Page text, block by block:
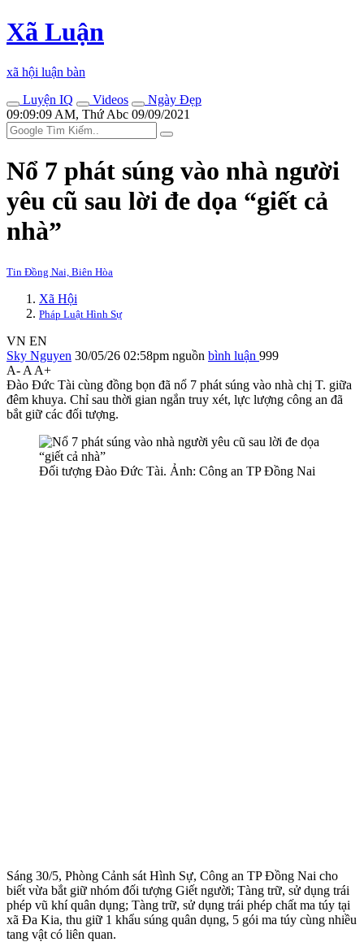
Xã Luận
xã hội luận bàn
Luyện IQ
Videos
Ngày Đẹp
09:09:09 AM, Thứ Abc 09/09/2021
Nổ 7 phát súng vào nhà người
yêu cũ sau lời đe dọa “giết cả
nhà”
Tin Đồng Nai, Biên Hòa
Xã Hội
Pháp Luật Hình Sự
VN EN
Sky Nguyen 30/05/26 02:58pm nguồn bình luận 999
A- A A+
Đào Đức Tài cùng đồng bọn đã nổ 7 phát súng vào nhà chị T. giữa
đêm khuya. Chỉ sau thời gian ngắn truy xét, lực lượng công an đã
bắt giữ các đối tượng.
Đối tượng Đào Đức Tài. Ảnh: Công an TP Đồng Nai
Sáng 30/5, Phòng Cảnh sát Hình Sự, Công an TP Đồng Nai cho
biết vừa bắt giữ nhóm đối tượng Giết người; Tàng trữ, sử dụng trái
phép vũ khí quân dụng; Tàng trữ, sử dụng trái phép chất m‌a tú‌y tại
xã Đa Kia, thu giữ 1 khẩu súng quân dụng, 5 gói m‌a tú‌y cùng nhiều
tang vật có liên quan.